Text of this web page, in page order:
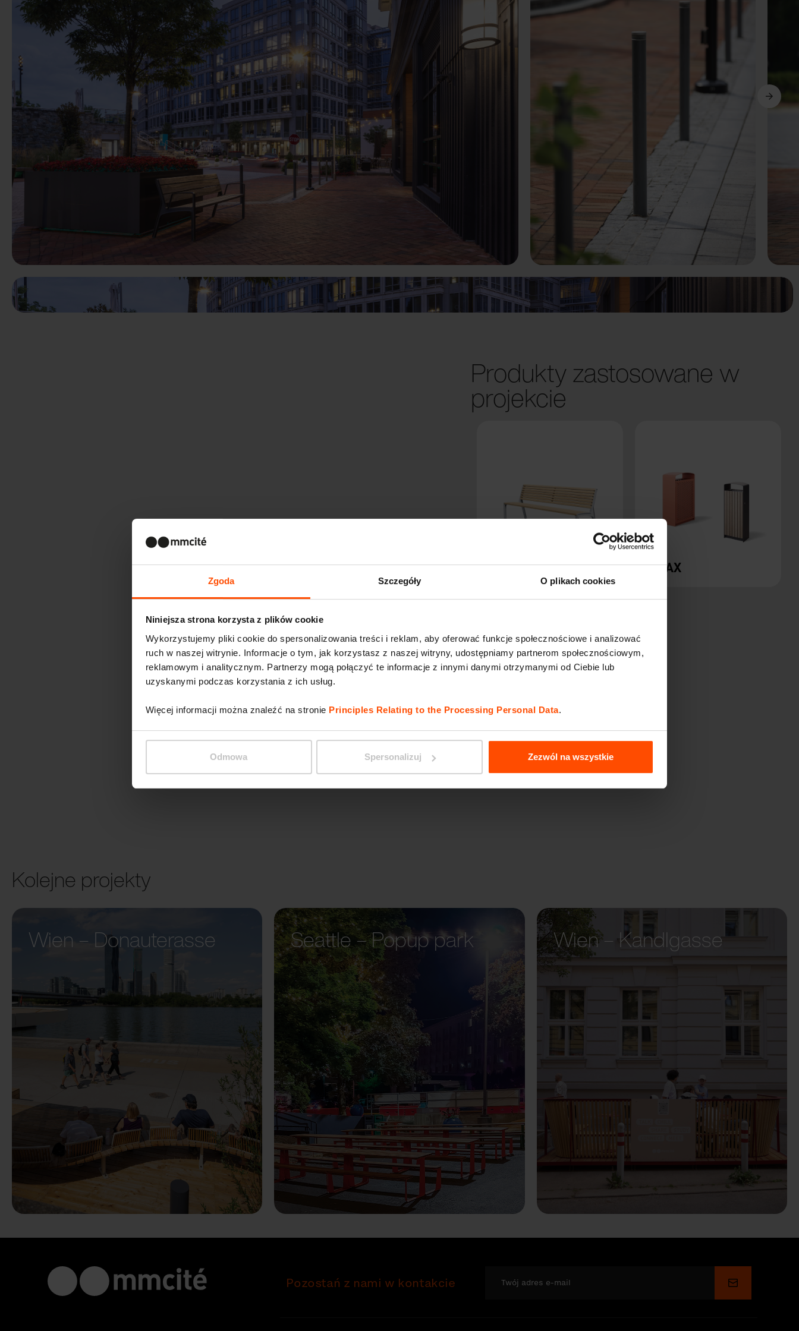
Zgoda Szczegóły O plikach cookies
Niniejsza strona korzysta z plików cookie
Wykorzystujemy pliki cookie do spersonalizowania treści i reklam, aby oferować funkcje społecznościowe i analizować
ruch w naszej witrynie. Informacje o tym, jak korzystasz z naszej witryny, udostępniamy partnerom społecznościowym,
reklamowym i analitycznym. Partnerzy mogą połączyć te informacje z innymi danymi otrzymanymi od Ciebie lub
uzyskanymi podczas korzystania z ich usług.
Więcej informacji można znaleźć na stronie Principles Relating to the Processing Personal Data.
Odmowa Spersonalizuj Zezwól na wszystkie
Poprzedni
Produkty zastosowane w
projekcie
MIELA PRAX
DONAT
Kolejne projekty
Wien – Donauterasse
Seattle – Popup park Wien – Kandlgasse
Pozostań z nami w kontakcie Wyślij